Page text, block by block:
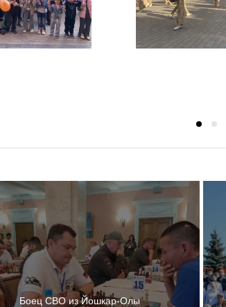
Боец СВО из Йошкар-Олы